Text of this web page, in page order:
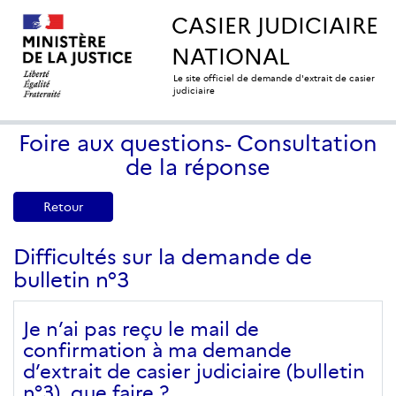
CASIER JUDICIAIRE
NATIONAL
Le site officiel de demande d'extrait de casier
judiciaire
Foire aux questions- Consultation
de la réponse
Retour
Difficultés sur la demande de
bulletin n°3
Je n’ai pas reçu le mail de
confirmation à ma demande
d’extrait de casier judiciaire (bulletin